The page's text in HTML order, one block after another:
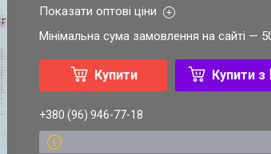
Показати оптові ціни
Мінімальна сума замовлення на сайті —
Купити Купити з
+380 (96) 946-77-18